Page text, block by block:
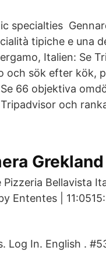
specialties
tipiche e una
Italien: Se
och sök efter kök,
66 objektiva
och
Grekland
Bellavista
Ententes |
Log In. English .